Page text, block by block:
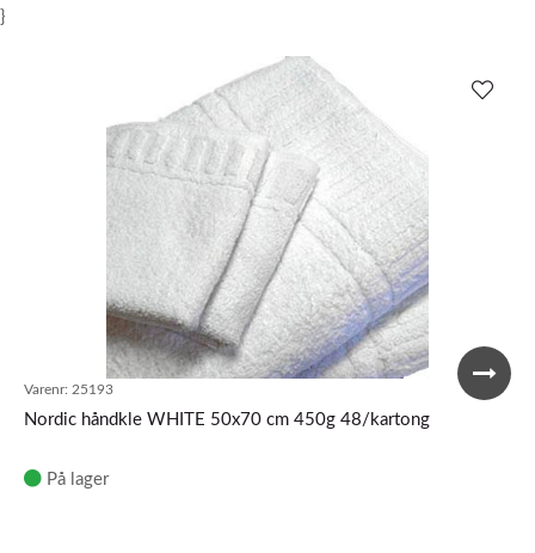
}
Varenr: 25193
Nordic håndkle WHITE 50x70 cm 450g 48/kartong
På lager